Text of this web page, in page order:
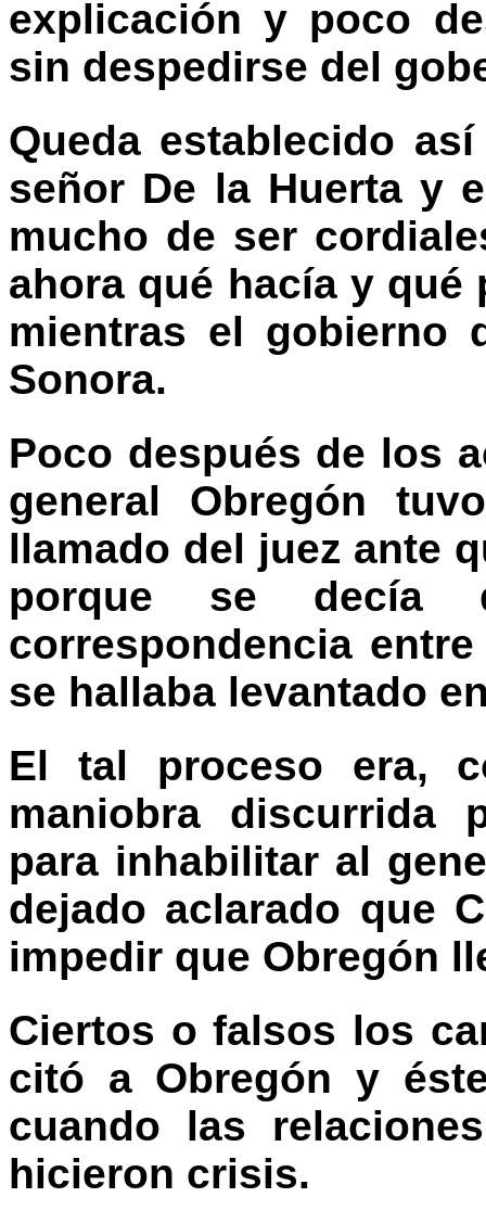
explicación y poco
sin despedirse del
Queda establecido
señor De la Huerta y
mucho de ser
ahora qué hacía y qué
mientras el gobierno
Sonora.
Poco después de los
general Obregón
llamado del juez ante
porque se decía
correspondencia
se hallaba levantado
El tal proceso era,
maniobra discurrida
para inhabilitar al
dejado aclarado que
impedir que Obregón
Ciertos o falsos los
citó a Obregón y
cuando las
hicieron crisis.